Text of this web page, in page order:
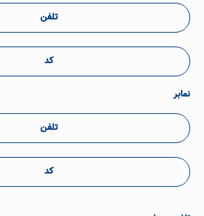
تلفن
کد
نمابر
تلفن
کد